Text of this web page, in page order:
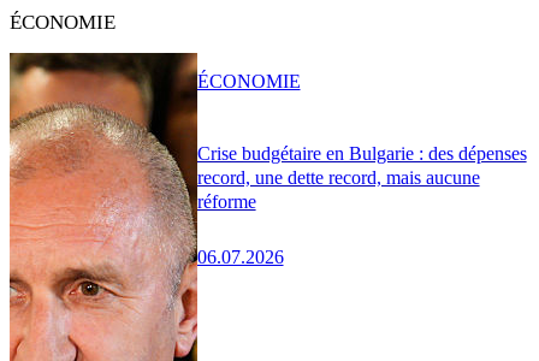
ÉCONOMIE
Crise budgétaire en Bulgarie : des dépenses
record, une dette record, mais aucune
réforme
06.07.2026
ÉCONOMIE